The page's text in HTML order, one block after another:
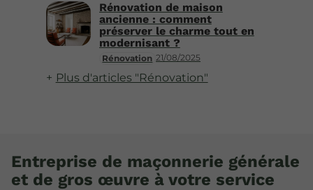
Rénovation 21/08/2025
Rénovation de maison
ancienne : comment
préserver le charme tout en
modernisant ?
Plus d'articles "Rénovation"
Entreprise de maçonnerie générale
et de gros œuvre à votre service